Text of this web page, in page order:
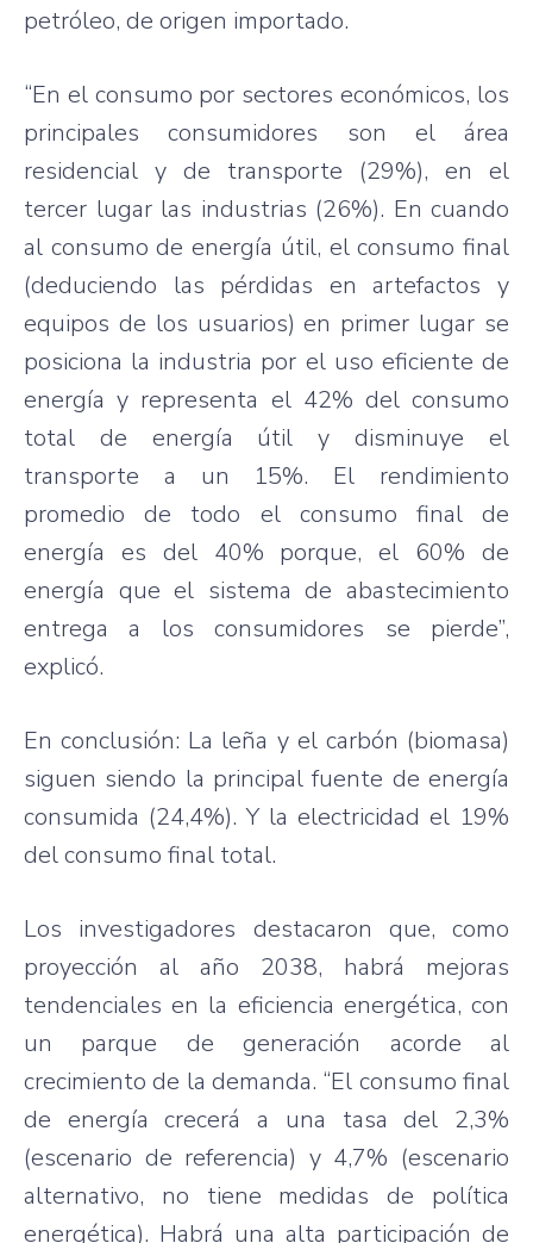
petróleo, de origen importado.
“En el consumo por sectores económicos, los
principales consumidores son el área
residencial y de transporte (29%), en el
tercer lugar las industrias (26%). En cuando
al consumo de energía útil, el consumo final
(deduciendo las pérdidas en artefactos y
equipos de los usuarios) en primer lugar se
posiciona la industria por el uso eficiente de
energía y representa el 42% del consumo
total de energía útil y disminuye el
transporte a un 15%. El rendimiento
promedio de todo el consumo final de
energía es del 40% porque, el 60% de
energía que el sistema de abastecimiento
entrega a los consumidores se pierde”,
explicó.
En conclusión: La leña y el carbón (biomasa)
siguen siendo la principal fuente de energía
consumida (24,4%). Y la electricidad el 19%
del consumo final total.
Los investigadores destacaron que, como
proyección al año 2038, habrá mejoras
tendenciales en la eficiencia energética, con
un parque de generación acorde al
crecimiento de la demanda. “El consumo final
de energía crecerá a una tasa del 2,3%
(escenario de referencia) y 4,7% (escenario
alternativo, no tiene medidas de política
energética). Habrá una alta participación de